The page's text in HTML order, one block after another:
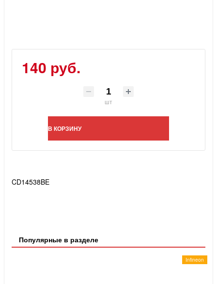
140 руб.
шт
В КОРЗИНУ
CD14538BE
Популярные в разделе
Infineon